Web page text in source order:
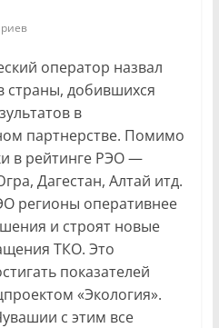
оператор назвал
страны, добившихся
в
партнерстве. Помимо
в рейтинге РЭО —
Дагестан, Алтай итд.
регионы оперативнее
и строят новые
ТКО. Это
показателей
«Экология».
с этим все